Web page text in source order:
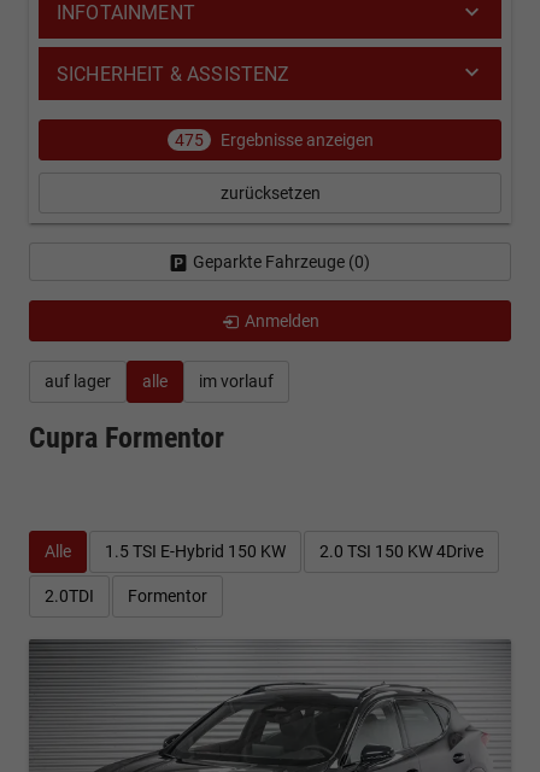
auf lager alle im vorlauf
Cupra Formentor
Alle 1.5 TSI E-Hybrid 150 KW 2.0 TSI 150 KW 4Drive
2.0TDI Formentor
INFOTAINMENT
SICHERHEIT & ASSISTENZ
475 Ergebnisse anzeigen
zurücksetzen
Geparkte Fahrzeuge (0)
Anmelden